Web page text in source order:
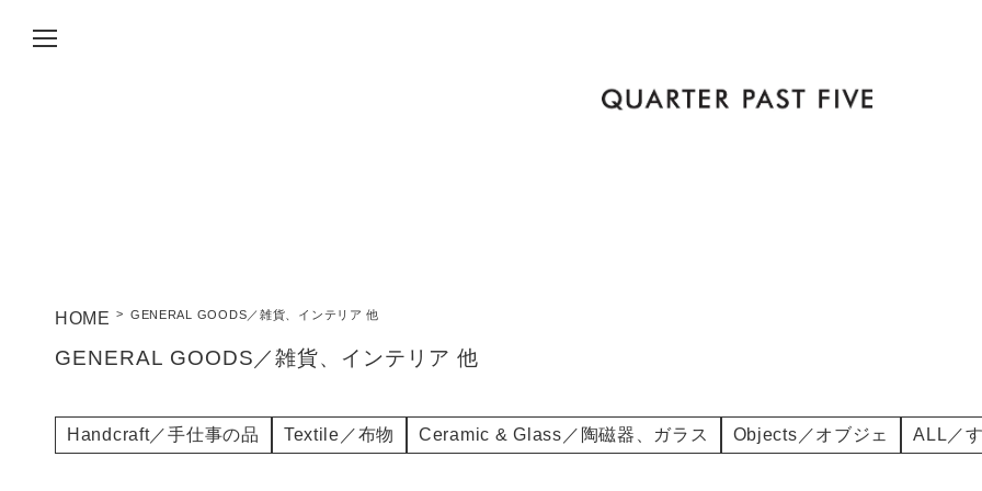
GENERAL GOODS／雑貨、インテリア 他
GENERAL GOODS／雑貨、インテリア 他
Handcraft／手仕事の品 Textile／布物 Ceramic & Glass／陶磁器、ガラス Objects／オブジェ ALL／